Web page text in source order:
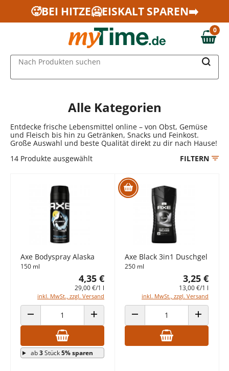
Zum Hauptinhalt springen
Zur Navigation springen
Zur Suche springen
🥵BEI HITZE🥶EISKALT SPAREN➡️
0,00 €
0
Nach Produkten suchen
Alle Kategorien
Entdecke frische Lebensmittel online – von Obst, Gemüse
und Fleisch bis hin zu Getränken, Snacks und Feinkost.
Große Auswahl und beste Qualität direkt zu dir nach Hause!
14 Produkte ausgewählt FILTERN
Axe Bodyspray Alaska
150 ml
4,35 €
29,00 €/1 l
inkl. MwSt., zzgl. Versand
ANZAHL VERRINGERN ANZAHL ERHÖHEN
ab3Stück5% sparen
Axe Black 3in1 Duschgel
250 ml
3,25 €
13,00 €/1 l
inkl. MwSt., zzgl. Versand
ANZAHL VERRINGERN ANZAHL